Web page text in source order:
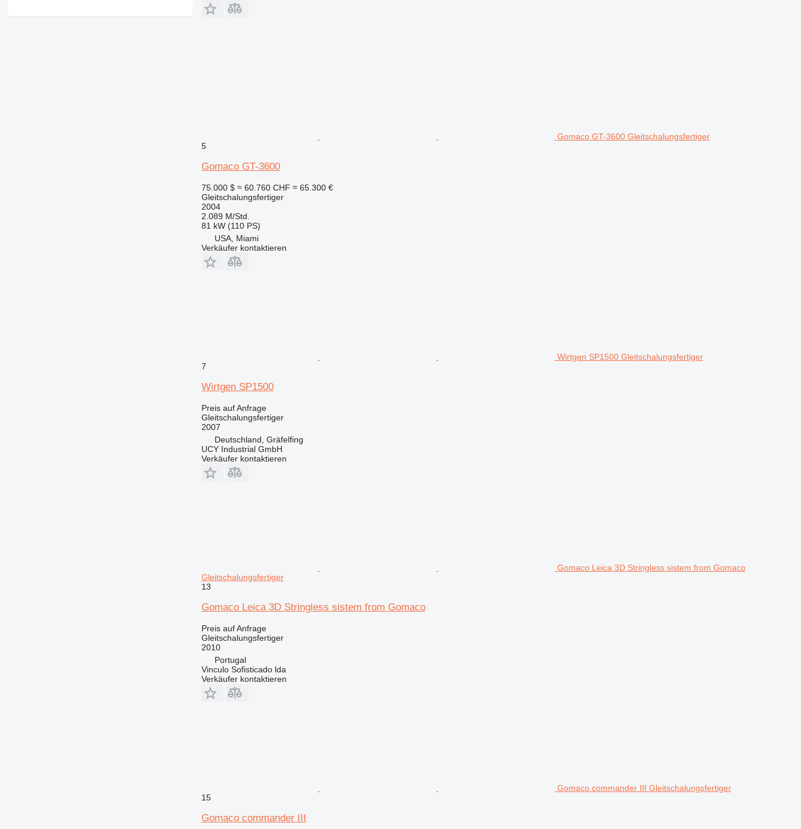
Gomaco GT-3600 Gleitschalungsfertiger
5
Gomaco GT-3600
75.000 $ ≈ 60.760 CHF ≈ 65.300 €
Gleitschalungsfertiger
2004
2.089 M/Std.
81 kW (110 PS)
USA, Miami
Verkäufer kontaktieren
Wirtgen SP1500 Gleitschalungsfertiger
7
Wirtgen SP1500
Preis auf Anfrage
Gleitschalungsfertiger
2007
Deutschland, Gräfelfing
UCY Industrial GmbH
Verkäufer kontaktieren
Gomaco Leica 3D Stringless sistem from Gomaco
Gleitschalungsfertiger
13
Gomaco Leica 3D Stringless sistem from Gomaco
Preis auf Anfrage
Gleitschalungsfertiger
2010
Portugal
Vinculo Sofisticado lda
Verkäufer kontaktieren
Gomaco commander III Gleitschalungsfertiger
15
Gomaco commander III